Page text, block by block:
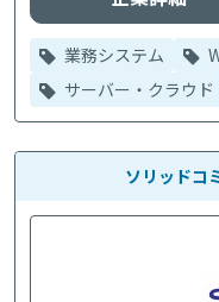
業務システム
サーバー・クラウド
ソリッドコ